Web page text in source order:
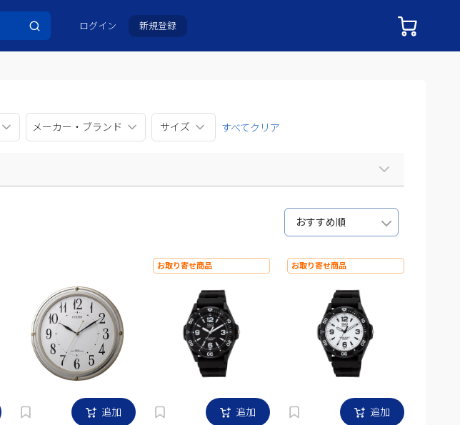
ログイン 新規登録
メーカー・ブランド サイズ すべてクリア
おすすめ順
追加
お取り寄せ商品
追加
お取り寄せ商品
追加